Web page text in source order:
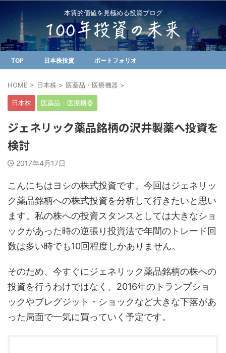
本質的価値を見極める投資ブログ
TOP 日本株投資 ポートフォリオ
HOME > 日本株 > 医薬品・医療機器 >
日本株 医薬品・医療機器
ジェネリック薬品銘柄の沢井製薬へ投資を
検討
2017年4月17日
こんにちはヨシの株式投資です。今回はジェネリッ
ク薬品銘柄への株式投資を分析して行きたいと思い
ます。私の株への投資スタンスとしては大きなショ
ックがあった時の逆張り投資法で年間のトレード回
数は多い時でも10回程度しかありません。
そのため、今すぐにジェネリック薬品銘柄の株への
投資を行うわけではなく、2016年のトランプショ
ックやブレグジット・ショックなど大きな下落があ
った局面で一気に買っていく予定です。